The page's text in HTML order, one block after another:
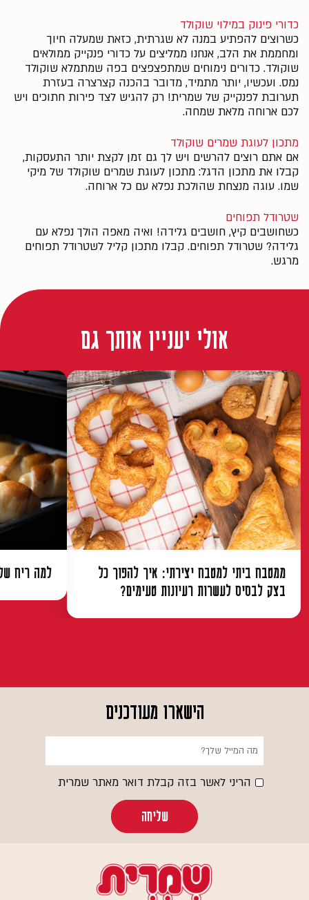
כדורי פינוק במילוי שוקולד
כשרוצים להפתיע במנה לא שגרתית, כזאת שמעלה חיוך
ומחממת את הלב, אנחנו ממליצים על כדורי פנקייק ממולאים
שוקולד. כדורים נימוחים שמתפצפצים בפה שמתמלא שוקולד
נמס. ועכשיו, יותר מתמיד, מדובר בהכנה קצרצרה בעזרת
תערובת לפנקייק של שמרית! רק להגיש לצד פירות חתוכים ויש
לכם ארוחה מלאת שמחה.
מתכון לעוגת שמרים שוקולד
אם אתם רוצים להרשים ויש לך גם זמן לקצת יותר התעסקות,
קבלו את מתכון הדגל: מתכון לעוגת שמרים שוקולד של מיקי
שמו. עוגה מנצחת שהולכת נפלא עם כל ארוחה.
שטרודל תפוחים
כשחושבים קיץ, חושבים גלידה! ואיה מאפה הולך נפלא עם
גלידה? שטרודל תפוחים. קבלו מתכון קליל לשטרודל תפוחים
מרגש.
אולי יעניין אותך גם
ממטבח ביתי למטבח יצירתי: איך להפוך כל
בצק לבסיס לעשרות רעיונות טעימים?
למה ריח
הישארו מעודכנים
הריני לאשר בזה קבלת דואר מאתר שמרית
שליחה